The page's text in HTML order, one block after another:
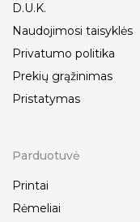
D.U.K.
Naudojimosi taisyklės
Privatumo politika
Prekių grąžinimas
Pristatymas
Parduotuvė
Printai
Rėmeliai